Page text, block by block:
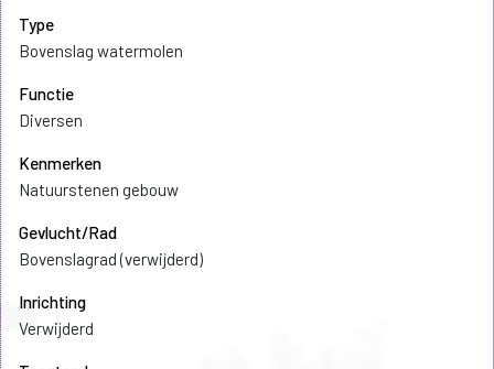
Type
Bovenslag watermolen
Functie
Diversen
Kenmerken
Natuurstenen gebouw
Gevlucht/Rad
Bovenslagrad (verwijderd)
Inrichting
Verwijderd